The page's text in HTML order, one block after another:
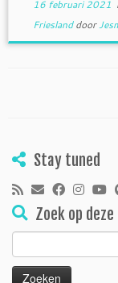
16 februari 2021
Frieslanddoor
Stay tuned
Zoek op deze
Zoeken
naar: